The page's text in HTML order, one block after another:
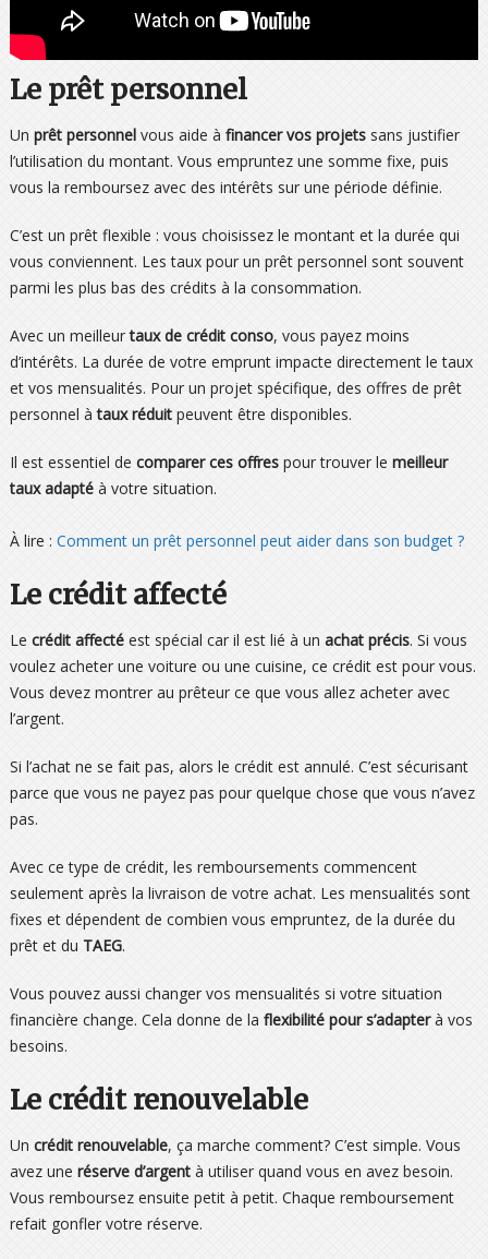
Le prêt personnel
Un prêt personnelvous aide à financer vos projetssans justifier
l’utilisation du montant. Vous empruntez une somme fixe, puis
vous la remboursez avec des intérêts sur une période définie.
C’est un prêt flexible : vous choisissez le montant et la durée qui
vous conviennent. Les taux pour un prêt personnel sont souvent
parmi les plus bas des crédits à la consommation.
Avec un meilleurtaux de crédit conso, vous payez moins
d’intérêts. La durée de votre emprunt impacte directement le taux
et vos mensualités. Pour un projet spécifique, des offres de prêt
personnel àtaux réduitpeuvent être disponibles.
Il est essentiel de comparer ces offrespour trouver le meilleur
taux adaptéà votre situation.
À lire : Comment un prêt personnel peut aider dans son budget ?
Le crédit affecté
Le crédit affectéest spécial car il est lié à un achat précis. Si vous
voulez acheter une voiture ou une cuisine, ce crédit est pour vous.
Vous devez montrer au prêteur ce que vous allez acheter avec
l’argent.
Si l’achat ne se fait pas, alors le crédit est annulé. C’est sécurisant
parce que vous ne payez pas pour quelque chose que vous n’avez
pas.
Avec ce type de crédit, les remboursements commencent
seulement après la livraison de votre achat. Les mensualités sont
fixes et dépendent de combien vous empruntez, de la durée du
prêt et du TAEG.
Vous pouvez aussi changer vos mensualités si votre situation
financière change. Cela donne de la flexibilité pour s’adapterà vos
besoins.
Le crédit renouvelable
Un crédit renouvelable, ça marche comment? C’est simple. Vous
avez une réserve d’argentà utiliser quand vous en avez besoin.
Vous remboursez ensuite petit à petit. Chaque remboursement
refait gonfler votre réserve.